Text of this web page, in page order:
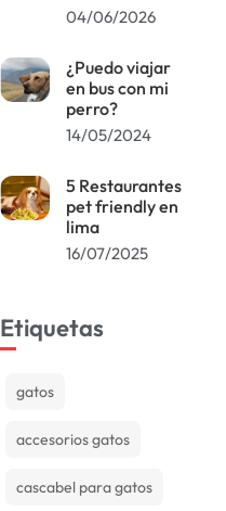
04/06/2026
¿Puedo viajar
en bus con mi
perro?
14/05/2024
5 Restaurantes
pet friendly en
lima
16/07/2025
Etiquetas
gatos
accesorios gatos
cascabel para gatos